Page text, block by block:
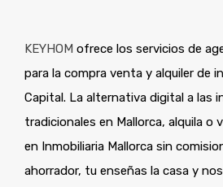
KEYHOM ofrece los servicios de
para la compra venta y alquiler de
Capital. La alternativa digital a las
tradicionales en Mallorca, alquila o
en Inmobiliaria Mallorca sin
ahorrador, tu enseñas la casa y